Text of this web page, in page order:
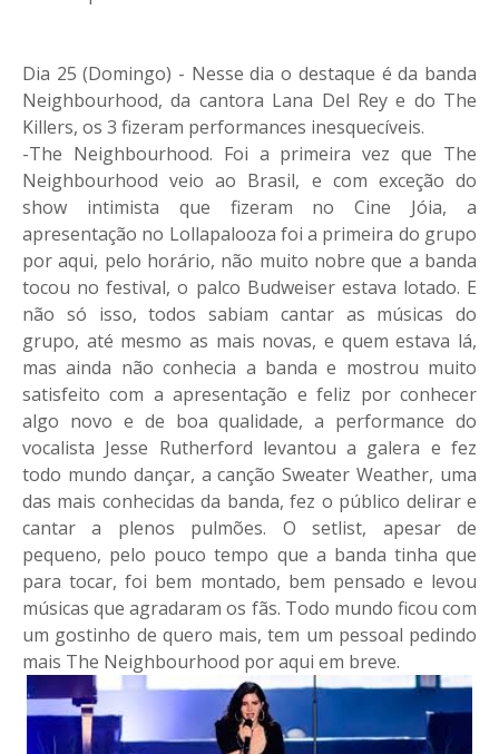
Dia 25 (Domingo) - Nesse dia o destaque é da banda
Neighbourhood, da cantora Lana Del Rey e do The
Killers, os 3 fizeram performances inesquecíveis.
-The Neighbourhood. Foi a primeira vez que The
Neighbourhood veio ao Brasil, e com exceção do
show intimista que fizeram no Cine Jóia, a
apresentação no Lollapalooza foi a primeira do grupo
por aqui, pelo horário, não muito nobre que a banda
tocou no festival, o palco Budweiser estava lotado. E
não só isso, todos sabiam cantar as músicas do
grupo, até mesmo as mais novas, e quem estava lá,
mas ainda não conhecia a banda e mostrou muito
satisfeito com a apresentação e feliz por conhecer
algo novo e de boa qualidade, a performance do
vocalista Jesse Rutherford levantou a galera e fez
todo mundo dançar, a canção Sweater Weather, uma
das mais conhecidas da banda, fez o público delirar e
cantar a plenos pulmões. O setlist, apesar de
pequeno, pelo pouco tempo que a banda tinha que
para tocar, foi bem montado, bem pensado e levou
músicas que agradaram os fãs. Todo mundo ficou com
um gostinho de quero mais, tem um pessoal pedindo
mais The Neighbourhood por aqui em breve.